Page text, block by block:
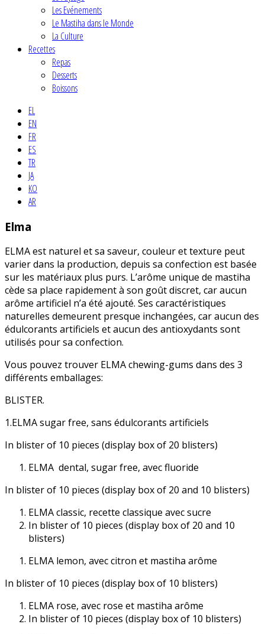
Les Evénements
Le Mastiha dans le Monde
La Culture
Recettes
Repas
Desserts
Boissons
EL
EN
FR
ES
TR
JA
KO
AR
Elma
ELMA est naturel et sa saveur, couleur et texture peut
varier dans la production, depuis sa confection est basée
sur les matériaux plus purs. L’arôme unique de mastiha
cède sa place rapidement à son goût discret, car aucun
arôme artificiel n’a été ajouté. Ses caractéristiques
naturelles demeurent presque inchangées, car aucun des
édulcorants artificiels et aucun des antioxydants sont
utilisés pour sa confection.
Vous pouvez trouver ELMA chewing-gums dans des 3
différents emballages:
BLISTER.
1.ELMA sugar free, sans édulcorants artificiels
In blister of 10 pieces (display box of 20 blisters)
ΕLMA dental, sugar free, avec fluoride
In blister of 10 pieces (display box of 20 and 10 blisters)
ELMA classic, recette classique avec sucre
In blister of 10 pieces (display box of 20 and 10
blisters)
ELMA lemon, avec citron et mastiha arôme
In blister of 10 pieces (display box of 10 blisters)
ELMA rose, avec rose et mastiha arôme
In blister of 10 pieces (display box of 10 blisters)